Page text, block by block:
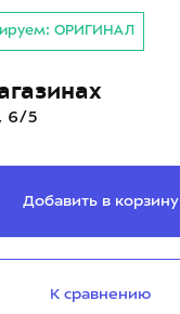
ОРИГИНАЛ
6/5
Добавить в корзину
К сравнению